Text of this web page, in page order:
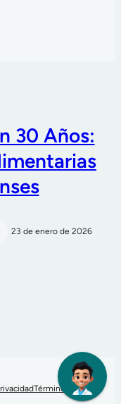
30 Años:
23 de enero de 2026
Términos de Uso